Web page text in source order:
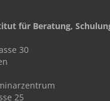
für Beratung,
30
25